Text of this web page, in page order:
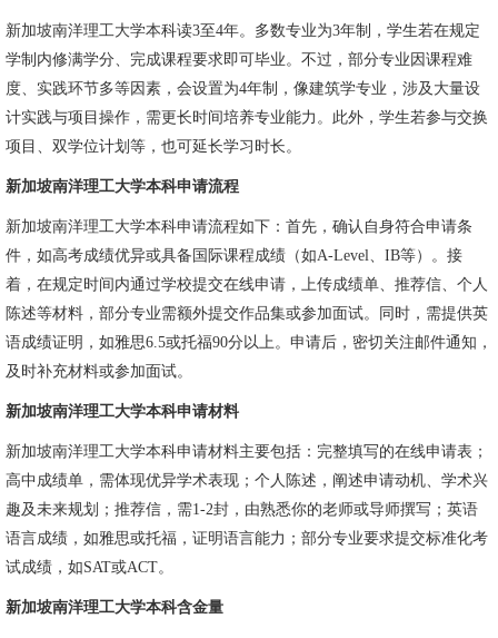
新加坡南洋理工大学本科读3至4年。多数专业为3年制，学生若在规定
学制内修满学分、完成课程要求即可毕业。不过，部分专业因课程难
度、实践环节多等因素，会设置为4年制，像建筑学专业，涉及大量设
计实践与项目操作，需更长时间培养专业能力。此外，学生若参与交换
项目、双学位计划等，也可延长学习时长。
新加坡南洋理工大学本科申请流程
新加坡南洋理工大学本科申请流程如下：首先，确认自身符合申请条
件，如高考成绩优异或具备国际课程成绩（如A-Level、IB等）。接
着，在规定时间内通过学校提交在线申请，上传成绩单、推荐信、个人
陈述等材料，部分专业需额外提交作品集或参加面试。同时，需提供英
语成绩证明，如雅思6.5或托福90分以上。申请后，密切关注邮件通知，
及时补充材料或参加面试。
新加坡南洋理工大学本科申请材料
新加坡南洋理工大学本科申请材料主要包括：完整填写的在线申请表；
高中成绩单，需体现优异学术表现；个人陈述，阐述申请动机、学术兴
趣及未来规划；推荐信，需1-2封，由熟悉你的老师或导师撰写；英语
语言成绩，如雅思或托福，证明语言能力；部分专业要求提交标准化考
试成绩，如SAT或ACT。
新加坡南洋理工大学本科含金量